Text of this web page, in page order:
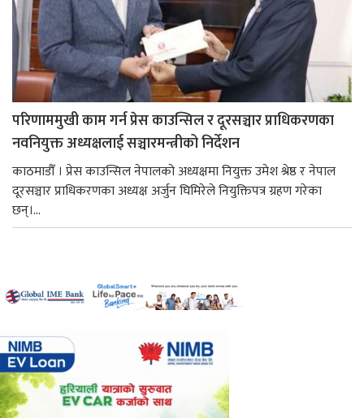
परिणाममुखी काम गर्न प्रेस काउन्सिल र दूरसञ्चार प्राधिकरणका
नवनियुक्त अध्यक्षलाई सञ्चारमन्त्रीको निर्देशन
काठमाडौँ । प्रेस काउन्सिल नेपालको अध्यक्षमा नियुक्त उमेश श्रेष्ठ र नेपाल
दूरसञ्चार प्राधिकरणका अध्यक्ष अर्जुन घिमिरेले नियुक्तिपत्र ग्रहण गरेका
छन्।...